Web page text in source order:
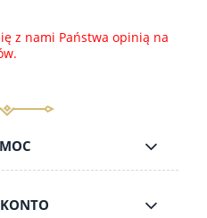
z nami Państwa opinią na